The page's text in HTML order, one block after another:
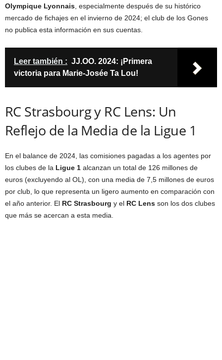
Olympique Lyonnais, especialmente después de su histórico
mercado de fichajes en el invierno de 2024; el club de los Gones
no publica esta información en sus cuentas.
Leer también : JJ.OO. 2024: ¡Primera
victoria para Marie-Josée Ta Lou!
RC Strasbourg y RC Lens: Un
Reflejo de la Media de la Ligue 1
En el balance de 2024, las comisiones pagadas a los agentes por
los clubes de la Ligue 1 alcanzan un total de 126 millones de
euros (excluyendo al OL), con una media de 7,5 millones de euros
por club, lo que representa un ligero aumento en comparación con
el año anterior. El RC Strasbourg y el RC Lens son los dos clubes
que más se acercan a esta media.